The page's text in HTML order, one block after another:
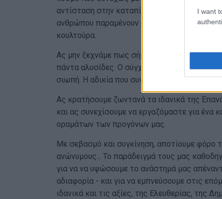
I want
αντίσταση στην καταπίεση, η ανεξαρτησία ,
ανθρώπου παραμένουν θεμελιώδεις αξίες
κουλτούρα.
Ας μην ξεχνάμε πως σήμερα, δεν κρατάμε
πάντα αλυσίδες. Ο σύγχρονος «εχθρός»
σιωπή. Η αδικία που συνηθίσαμε. Η αλήθεια
Ας κρατήσουμε ζωντανά τα ιδανικά της
και ας συνεχίσουμε να εργαζόμαστε για ένα
οραμάτων των προγόνων μας.
Με σεβασμό και συγκίνηση, αποτίουμε
ανώνυμους... Το παράδειγμά τους μας
για να να υψώσουμε το ανάστημά μας
αδιαφορία - και για να εμπνεύσουμε στις
ιδανικά και τις αξίες, της Ελευθερίας, της